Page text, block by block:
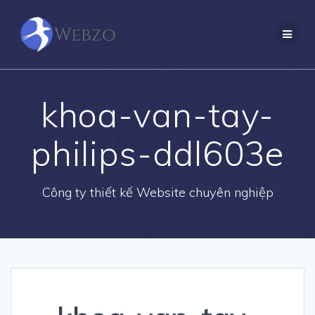
khoa-van-tay-
philips-ddl603e
Công ty thiết kế Website chuyên nghiệp